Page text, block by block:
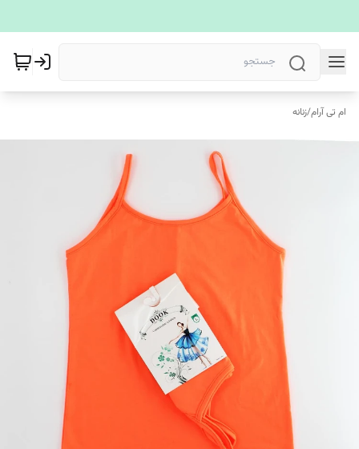
ام تی آرام/زنانه